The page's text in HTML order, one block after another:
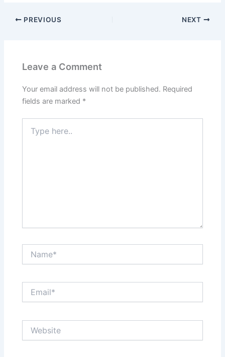
PREVIOUS NEXT
Leave a Comment
Your email address will not be published. Required
fields are marked *
here..